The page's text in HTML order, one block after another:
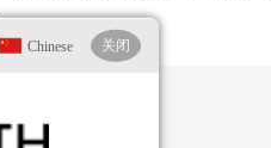
。
Chinese 关闭